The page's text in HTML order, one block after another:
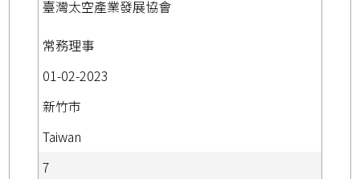
臺灣太空產業發展協會
常務理事
01-02-2023
新竹市
Taiwan
7